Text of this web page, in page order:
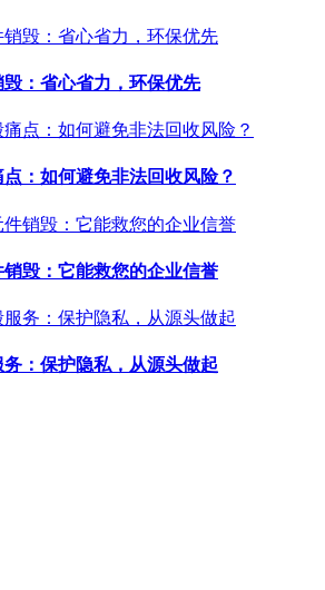
：省心省力，环保优先
：如何避免非法回收风险？
毁：它能救您的企业信誉
：保护隐私，从源头做起